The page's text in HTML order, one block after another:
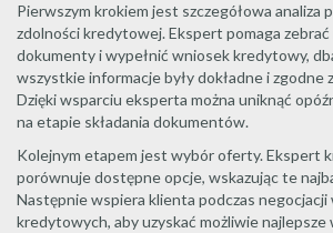
Pierwszym krokiem jest szczegółowa analiza
zdolności kredytowej. Ekspert pomaga
dokumenty i wypełnić wniosek kredytowy,
wszystkie informacje były dokładne i zgodne
Dzięki wsparciu eksperta można uniknąć
na etapie składania dokumentów.
Kolejnym etapem jest wybór oferty. Ekspert
porównuje dostępne opcje, wskazując te
Następnie wspiera klienta podczas
kredytowych, aby uzyskać możliwie najlepsze